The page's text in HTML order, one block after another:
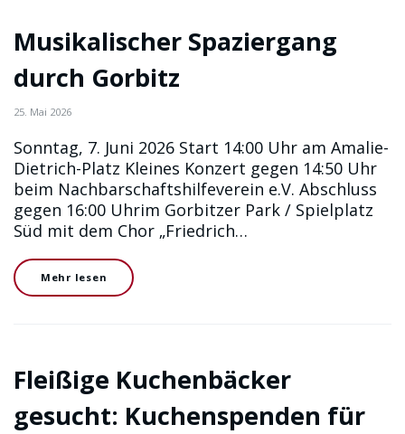
Musikalischer Spaziergang
durch Gorbitz
25. Mai 2026
Sonntag, 7. Juni 2026 Start 14:00 Uhr am Amalie-
Dietrich-Platz Kleines Konzert gegen 14:50 Uhr
beim Nachbarschaftshilfeverein e.V. Abschluss
gegen 16:00 Uhrim Gorbitzer Park / Spielplatz
Süd mit dem Chor „Friedrich…
Mehr lesen
Fleißige Kuchenbäcker
gesucht: Kuchenspenden für